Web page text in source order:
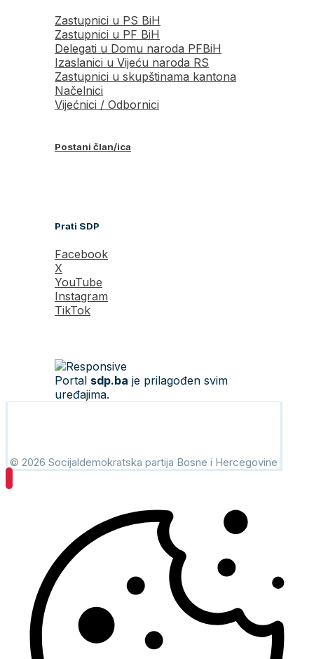
Zastupnici u PS BiH
Zastupnici u PF BiH
Delegati u Domu naroda PFBiH
Izaslanici u Vijeću naroda RS
Zastupnici u skupštinama kantona
Načelnici
Vijećnici / Odbornici
Postani član/ica
Prati SDP
Facebook
X
YouTube
Instagram
TikTok
Portal sdp.ba je prilagođen svim
uređajima.
© 2026 Socijaldemokratska partija Bosne i Hercegovine